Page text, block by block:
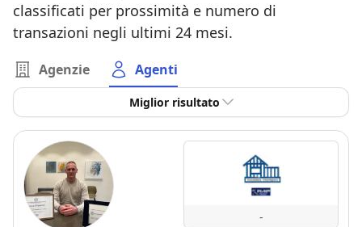
classificati per prossimità e numero di
transazioni negli ultimi 24 mesi.
Agenzie Agenti
Miglior risultato
-